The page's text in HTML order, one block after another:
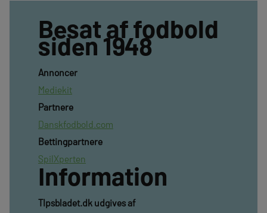
Besat af fodbold
siden 1948
Annoncer
Mediekit
Partnere
Danskfodbold.com
Bettingpartnere
SpilXperten
Information
TIpsbladet.dk udgives af